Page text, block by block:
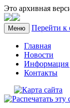
Это архивная
Меню Перейти к
Главная
Новости
Информация
Контакты